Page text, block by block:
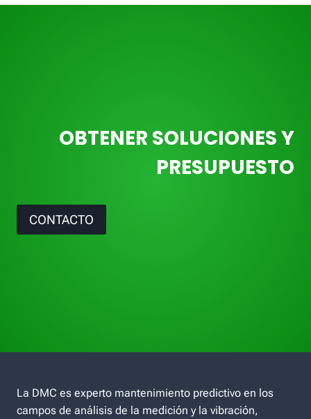
OBTENER SOLUCIONES Y
PRESUPUESTO
CONTACTO
La DMC es experto mantenimiento predictivo en los
campos de análisis de la medición y la vibración,